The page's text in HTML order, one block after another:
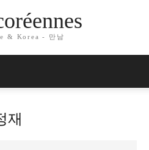
& Korea - 만남
재